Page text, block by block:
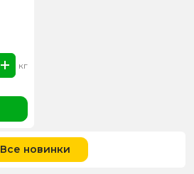
кг
Все новинки